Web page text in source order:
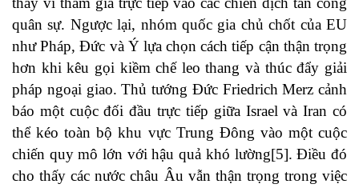
quân sự. Ngược lại, nhóm quốc gia chủ chốt của EU
như Pháp, Đức và Ý lựa chọn cách tiếp cận thận trọng
hơn khi kêu gọi kiềm chế leo thang và thúc đẩy giải
pháp ngoại giao. Thủ tướng Đức Friedrich Merz cảnh
báo một cuộc đối đầu trực tiếp giữa Israel và Iran có
thể kéo toàn bộ khu vực Trung Đông vào một cuộc
chiến quy mô lớn với hậu quả khó lường[5]. Điều đó
cho thấy các nước châu Âu vẫn thận trọng trong việc